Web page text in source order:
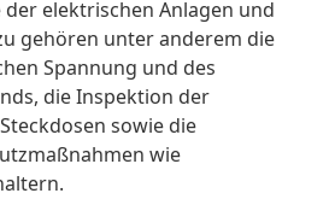
elektrischen Anlagen und
gehören unter anderem die
Spannung und des
die Inspektion der
sowie die
wie